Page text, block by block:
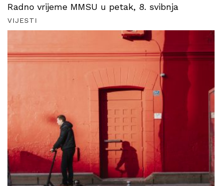
Radno vrijeme MMSU u petak, 8. svibnja
VIJESTI